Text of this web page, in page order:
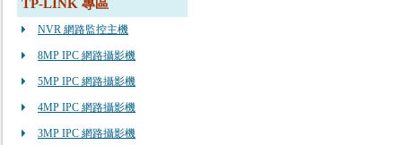
TP-LINK 專區
NVR 網路監控主機
8MP IPC 網路攝影機
5MP IPC 網路攝影機
4MP IPC 網路攝影機
3MP IPC 網路攝影機